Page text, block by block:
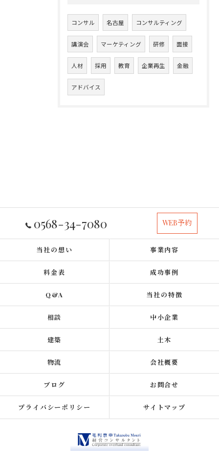
コンサル 名古屋 コンサルティング
講演会 マーケティング 研修 面接
人材 採用 教育 企業再生 金融
アドバイス
0568-34-7080 WEB予約
当社の想い 事業内容
料金表 成功事例
Q&A 当社の特徴
相談 中小企業
建築 土木
物流 会社概要
ブログ お問合せ
プライバシーポリシー サイトマップ